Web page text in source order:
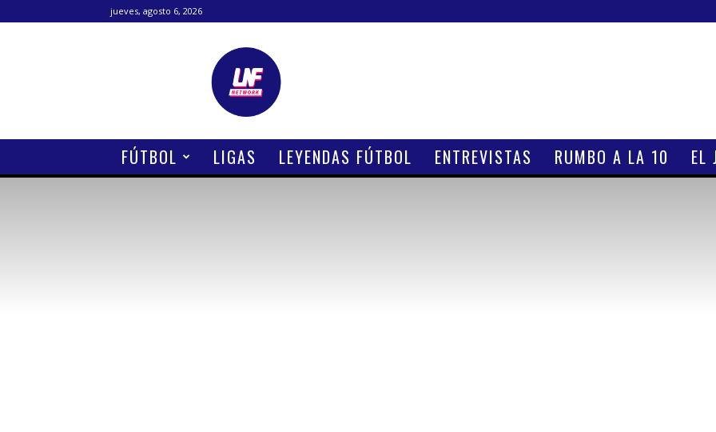
jueves, agosto 6, 2026
Lanetafutbolera
FÚTBOL LIGAS LEYENDAS FÚTBOL ENTREVISTAS RUMBO A LA 10 EL